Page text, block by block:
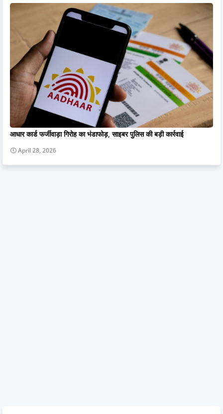
आधार कार्ड फर्जीवाड़ा गिरोह का भंडाफोड़, साइबर पुलिस की बड़ी कार्रवाई
April 28, 2026